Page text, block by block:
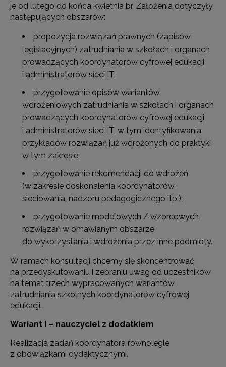
je od lutego do końca kwietnia br. Założenia dotyczyły
następujących obszarów:
propozycja rozwiązań prawnych (zapisów
legislacyjnych) zatrudniania w szkołach i organach
prowadzących koordynatorów cyfrowej edukacji
i administratorów sieci IT;
przygotowanie opisów wariantów
wdrożeniowych zatrudniania w szkołach i organach
prowadzących koordynatorów cyfrowej edukacji
i administratorów sieci IT, w tym identyfikowania
przykładów rozwiązań już wdrożonych do praktyki
w tym zakresie;
przygotowanie rekomendacji do wdrożeń
(w zakresie doskonalenia koordynatorów,
sieciowania, nadzoru pedagogicznego itp.);
przygotowanie modelowych / wzorcowych
rozwiązań w omawianym obszarze
do wykorzystania i wdrożenia przez inne podmioty.
W ramach konsultacji chcemy się skoncentrować
na przedyskutowaniu i zebraniu uwag od uczestników
na temat trzech wypracowanych wariantów
zatrudniania szkolnych koordynatorów cyfrowej
edukacji.
Wariant I – nauczyciel z dodatkiem
Realizacja zadań koordynatora równolegle
z obowiązkami dydaktycznymi.